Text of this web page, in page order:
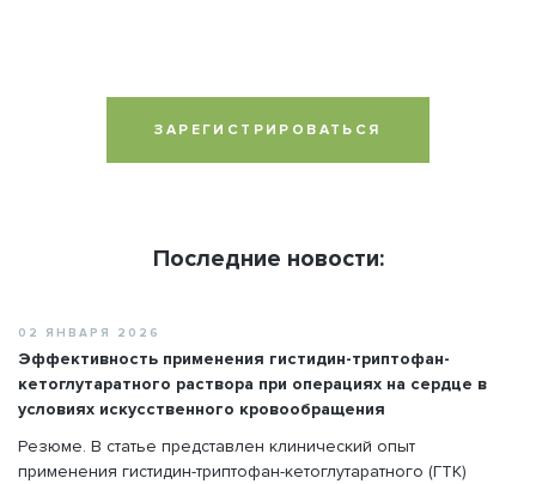
ЗАРЕГИСТРИРОВАТЬСЯ
Последние новости:
02 ЯНВАРЯ 2026
Эффективность применения гистидин-триптофан-
кетоглутаратного раствора при операциях на сердце в
условиях искусственного кровообращения
Резюме. В статье представлен клинический опыт
применения гистидин-триптофан-кетоглутаратного (ГТК)